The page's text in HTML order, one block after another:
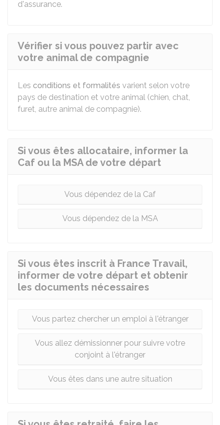
d'assurance.
Vérifier si vous pouvez partir avec
votre animal de compagnie
Les conditions et formalités varient selon votre
pays de destination et votre animal (chien, chat,
furet, autre animal de compagnie).
Si vous êtes allocataire, informer la
Caf ou la MSA de votre départ
Vous dépendez de la Caf
Vous dépendez de la MSA
Si vous êtes inscrit à France Travail,
informer de votre départ et obtenir
les documents nécessaires
Vous partez chercher un emploi à l'étranger
Vous allez démissionner pour suivre votre
conjoint à l'étranger
Vous êtes dans une autre situation